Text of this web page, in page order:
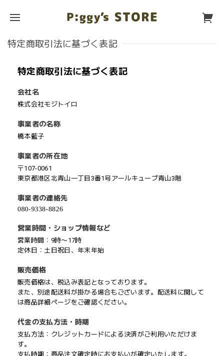
特定商取引法に基づく表記
特定商取引法に基づく表記
会社名
株式会社モジトイロ
事業者の名称
橋本藍子
事業者の所在地
〒107-0061
東京都港区北青山一丁目3番1号アールキューブ青山3階
事業者の連絡先
営業時間・ショップ情報など
営業時間：9時〜17時
定休日：土日祝日、年末年始
販売価格
販売価格は、税込み表記となっております。
また、別途配送料が掛かる場合もございます。配送料に関して
は商品詳細ページをご確認ください。
代金の支払方法・時期
支払方法：クレジットカードによる決済がご利用いただけま
す。
支払時期：商品注文確定時にお支払いが確定いたします。